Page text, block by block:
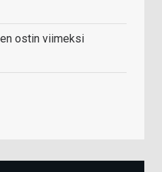
ostin viimeksi